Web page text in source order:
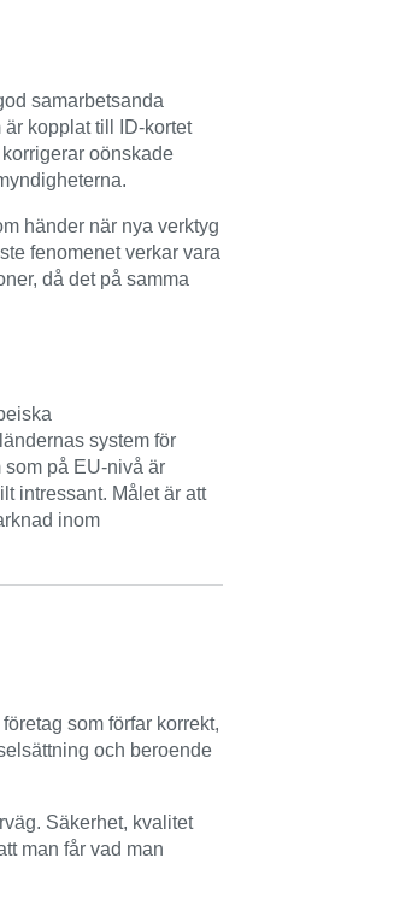
samarbetsanda
kopplat till ID-kortet
oönskade
händer när nya verktyg
fenomenet verkar vara
då det på samma
system för
som på EU-nivå är
intressant. Målet är att
inom
som förfar korrekt,
och beroende
Säkerhet, kvalitet
man får vad man